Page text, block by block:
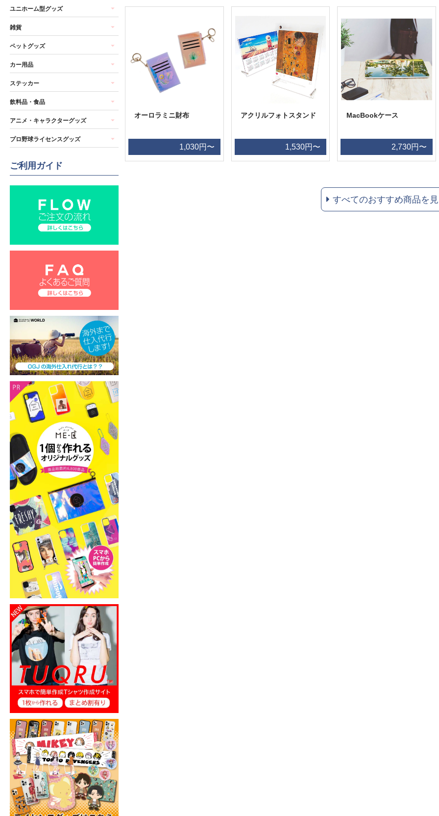
オーロラミニ財布
1,030円〜
アクリルフォトスタンド
1,530円〜
MacBookケース
2,730円〜
すべてのおすすめ商品を
ユニホーム型グッズ
雑貨
ペットグッズ
カー用品
ステッカー
飲料品・食品
アニメ・キャラクターグッズ
プロ野球ライセンスグッズ
ご利用ガイド